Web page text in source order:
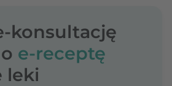
konsultację
e-receptę
leki